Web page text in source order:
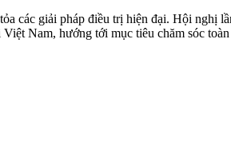
các giải pháp điều trị hiện đại. Hội nghị
Nam, hướng tới mục tiêu chăm sóc